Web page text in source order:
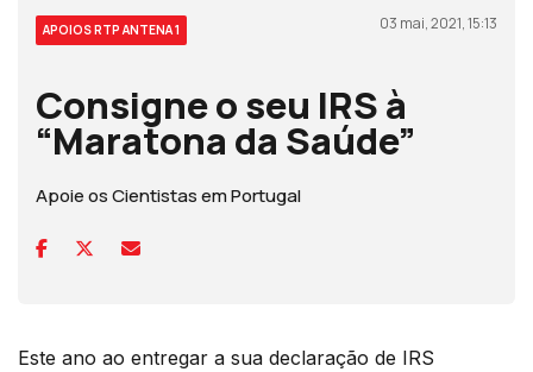
APOIOS RTP ANTENA 1 03 mai, 2021, 15:13
Consigne o seu IRS à
“Maratona da Saúde”
Apoie os Cientistas em Portugal
Este ano ao entregar a sua declaração de IRS